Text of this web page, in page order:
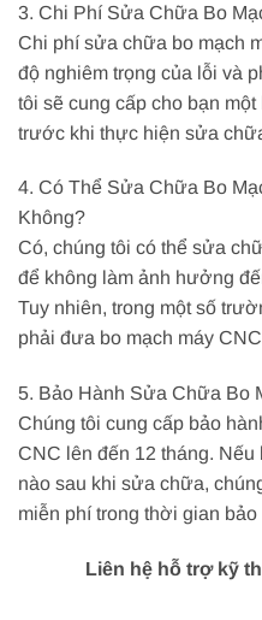
3. Chi Phí Sửa Chữa Bo
Chi phí sửa chữa bo mạch
độ nghiêm trọng của lỗi và
tôi sẽ cung cấp cho bạn
trước khi thực hiện sửa
4. Có Thể Sửa Chữa Bo
Không?
Có, chúng tôi có thể sửa
để không làm ảnh hưởng
Tuy nhiên, trong một số
phải đưa bo mạch máy
5. Bảo Hành Sửa Chữa Bo
Chúng tôi cung cấp bảo
CNC lên đến 12 tháng.
nào sau khi sửa chữa,
miễn phí trong thời gian bảo
Liên hệ hỗ trợ kỹ